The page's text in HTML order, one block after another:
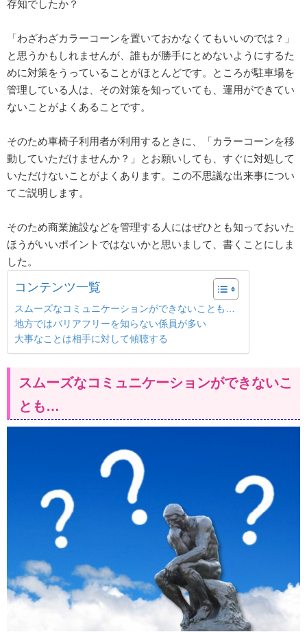
存知でしたか？
「わざわざカラーコーンを置いておかなくてもいいのでは？」
と思うかもしれませんが、誰もが勝手にとめないようにするた
めに対策をうっていることがほとんどです。ところが駐車場を
管理している人は、その対策を知っていても、運用ができてい
ないことがよくあることです。
そのため車椅子利用者が利用するときに、「カラーコーンを移
動していただけませんか？」とお願いしても、すぐに対処して
いただけないことがよくあります。この不思議な出来事につい
てご説明します。
そのため商業施設などを管理する人にはぜひとも知っておいた
ほうがいいポイントではないかと思いまして、書くことにしま
した。
コンテンツ一覧
スムーズなコミュニケーションができないことも…
地方ではバリアフリーを知らない係員が多い
大事なことは相手に対して傾聴する
スムーズなコミュニケーションができないこ
とも…